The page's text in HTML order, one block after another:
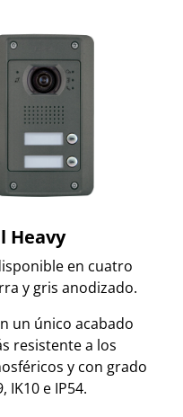
Heavy
en cuatro
y gris anodizado.
un único acabado
resistente a los
y con grado
IK10 e IP54.